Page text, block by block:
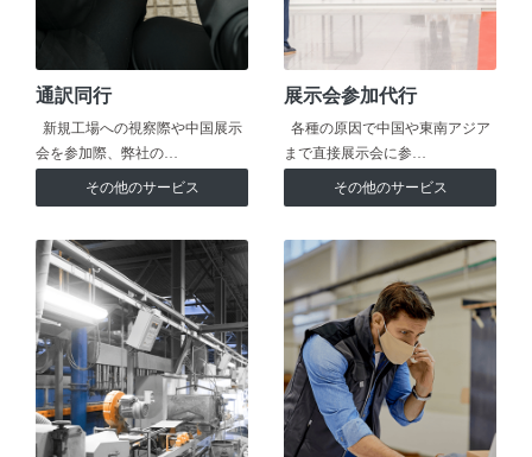
通訳同行
新規工場への視察際や中国展示
会を参加際、弊社の…
その他のサービス
展示会参加代行
各種の原因で中国や東南アジア
まで直接展示会に参…
その他のサービス